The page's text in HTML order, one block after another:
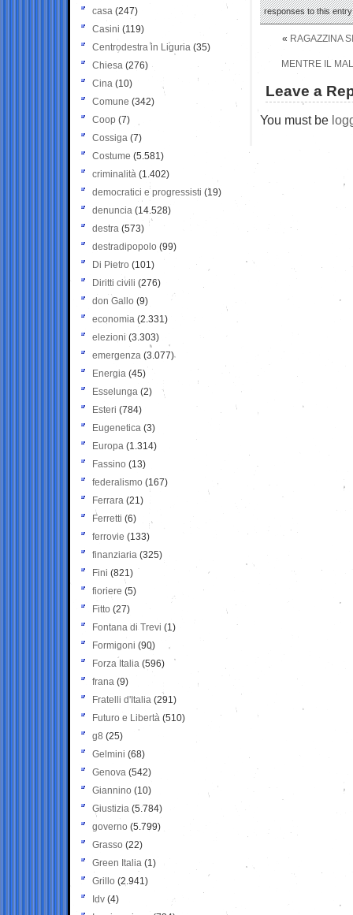
responses to this
« RAGAZZINA
MENTRE IL
Leave a
You must be
casa (247)
Casini (119)
Centrodestra in Liguria (35)
Chiesa (276)
Cina (10)
Comune (342)
Coop (7)
Cossiga (7)
Costume (5.581)
criminalità (1.402)
democratici e progressisti (19)
denuncia (14.528)
destra (573)
destradipopolo (99)
Di Pietro (101)
Diritti civili (276)
don Gallo (9)
economia (2.331)
elezioni (3.303)
emergenza (3.077)
Energia (45)
Esselunga (2)
Esteri (784)
Eugenetica (3)
Europa (1.314)
Fassino (13)
federalismo (167)
Ferrara (21)
Ferretti (6)
ferrovie (133)
finanziaria (325)
Fini (821)
fioriere (5)
Fitto (27)
Fontana di Trevi (1)
Formigoni (90)
Forza Italia (596)
frana (9)
Fratelli d'Italia (291)
Futuro e Libertà (510)
g8 (25)
Gelmini (68)
Genova (542)
Giannino (10)
Giustizia (5.784)
governo (5.799)
Grasso (22)
Green Italia (1)
Grillo (2.941)
Idv (4)